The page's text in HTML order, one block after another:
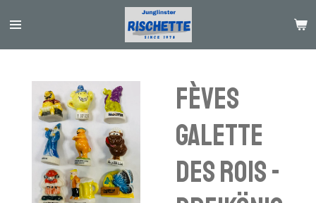
au
Fèves
galette
des rois -